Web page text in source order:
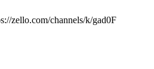
zello.com/channels/k/gad0F